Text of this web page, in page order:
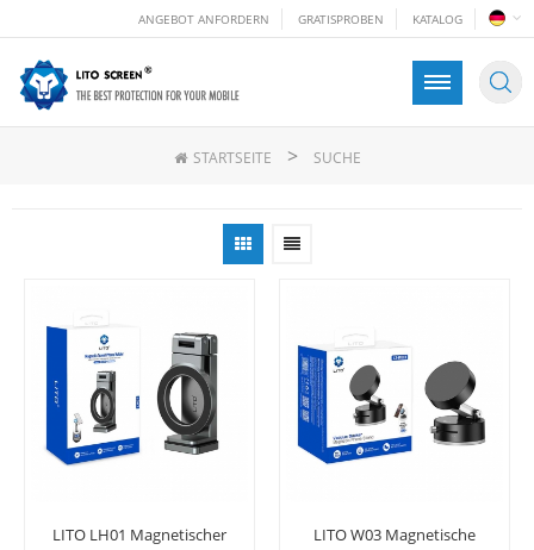
ANGEBOT ANFORDERN GRATISPROBEN KATALOG
STARTSEITE > SUCHE
LITO LH01 Magnetischer
LITO W03 Magnetische